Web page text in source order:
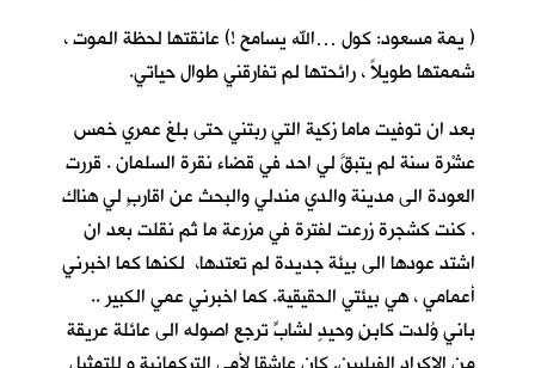
( يمة مسعود: كول …الله يسامح !) عانقتها لحظة الموت ،
شممتها طويلاً ، رائحتها لم تفارقني طوال حياتي.
بعد ان توفيت ماما زكية التي ربتني حتى بلغ عمري خمس
عشْرة سنة لم يتبقَّ لي احد في قضاء نقرة السلمان . قررت
العودة الى مدينة والدي مندلي والبحث عن اقاربٍ لي هناك
. كنت كشجرة زرعت لفترة في مزرعة ما ثم نقلت بعد ان
اشتد عودها الى بيئة جديدة لم تعتدها، لكنها كما اخبرني
أعمامي ، هي بيئتي الحقيقية. كما اخبرني عمي الكبير ..
باني وُلدت كابنٍ وحيدٍ لشابٍّ ترجع اصوله الى عائلة عريقة